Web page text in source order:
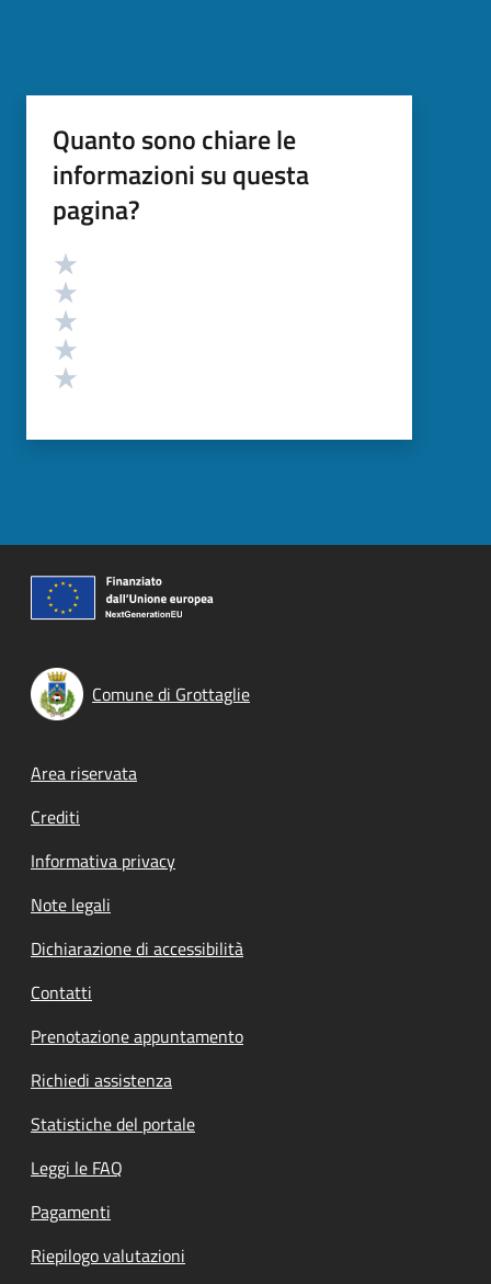
Quanto sono chiare le
informazioni su questa
pagina?
Valutazione
Comune di Grottaglie
Footer menu
Area riservata
Crediti
Informativa privacy
Note legali
Dichiarazione di accessibilità
Contatti
Prenotazione appuntamento
Richiedi assistenza
Statistiche del portale
Leggi le FAQ
Pagamenti
Riepilogo valutazioni